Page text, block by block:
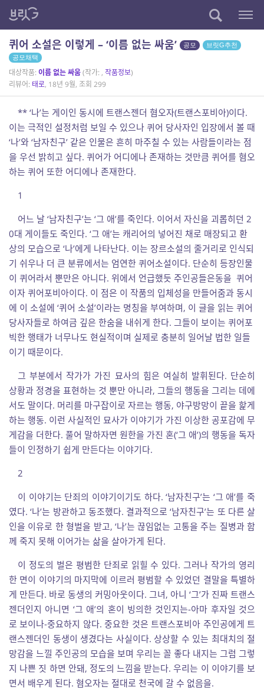
퀴어 소설은 이렇게 – ‘이름 없는 싸움’ 공모
브릿G추천
공모채택
대상작품: 이름 없는 싸움(작가: , 작품정보)
리뷰어: 태로, 18년 9월, 조회 299
** ‘나’는 게이인 동시에 트랜스젠더 혐오자(트랜스포비아)이다.
이는 극적인 설정처럼 보일 수 있으나 퀴어 당사자인 입장에서 볼 때
‘나’와 ‘남자친구’ 같은 인물은 흔히 마주칠 수 있는 사람들이라는 점
을 우선 밝히고 싶다. 퀴어가 어디에나 존재하는 것만큼 퀴어를 혐오
하는 퀴어 또한 어디에나 존재한다.
1
어느 날 ‘남자친구’는 ‘그 애’를 죽인다. 이어서 자신을 괴롭히던 2
0대 게이들도 죽인다. ‘그 애’는 캐리어의 넣어진 채로 매장되고 환
상의 모습으로 ‘나’에게 나타난다. 이는 장르소설의 줄거리로 인식되
기 쉬우나 더 큰 분류에서는 엄연한 퀴어소설이다. 단순히 등장인물
이 퀴어라서 뿐만은 아니다. 위에서 언급했듯 주인공들은동을 퀴어
이자 퀴어포비아이다. 이 점은 이 작품의 입체성을 만들어줌과 동시
에 이 소설에 ‘퀴어 소설’이라는 명칭을 부여하며, 이 글을 읽는 퀴어
당사자들로 하여금 깊은 한숨을 내쉬게 한다. 그들이 보이는 퀴어포
빅한 행태가 너무나도 현실적이며 실제로 충분히 일어날 법한 일들
이기 때문이다.
그 부분에서 작가가 가진 묘사의 힘은 여실히 발휘된다. 단순히
상황과 정경을 표현하는 것 뿐만 아니라, 그들의 행동을 그리는 데에
서도 말이다. 머리를 마구잡이로 자르는 행동, 야구방망이 끝을 핥게
하는 행동. 이런 사실적인 묘사가 이야기가 가진 이상한 공포감에 무
게감을 더한다. 풀어 말하자면 원한을 가진 혼(‘그 애’)의 행동을 독자
들이 인정하기 쉽게 만든다는 이야기다.
2
이 이야기는 단죄의 이야기이기도 하다. ‘남자친구’는 ‘그 애’를 죽
였다. ‘나’는 방관하고 동조했다. 결과적으로 ‘남자친구’는 또 다른 살
인을 이유로 한 형벌을 받고, ‘나’는 끊임없는 고통을 주는 질병과 함
께 죽지 못해 이어가는 삶을 살아가게 된다.
이 정도의 벌은 평범한 단죄로 읽힐 수 있다. 그러나 작가의 영리
한 면이 이야기의 마지막에 이르러 평범할 수 있었던 결말을 특별하
게 만든다. 바로 동생의 커밍아웃이다. 그녀, 아니 ‘그’가 진짜 트랜스
젠더인지 아니면 ‘그 애’의 혼이 빙의한 것인지는-아마 후자일 것으
로 보이나-중요하지 않다. 중요한 것은 트랜스포비아 주인공에게 트
랜스젠더인 동생이 생겼다는 사실이다. 상상할 수 있는 최대치의 절
망감을 느낄 주인공의 모습을 보며 우리는 꼴 좋다 내지는 그럼 그렇
지 나쁜 짓 하면 안돼, 정도의 느낌을 받는다. 우리는 이 이야기를 보
면서 배우게 된다. 혐오자는 절대로 천국에 갈 수 없음을.